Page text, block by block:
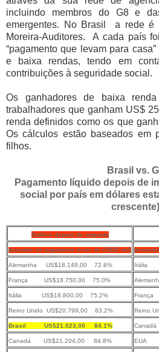
incluindo membros do G8 e
emergentes. No Brasil a rede é
Moreira-Auditores. A cada país
“pagamento que levam para
e baixa rendas, tendo em
contribuições à seguridade social.
Os ganhadores de baixa
trabalhadores que ganham US$
renda definidos como os que
Os cálculos estão baseados em
filhos.
Brasil vs.
Pagamento líquido depois de
social por país em dólares
crescente)
Salário depois do imposto
(baseado em pagamento bruto de US$25 mil)
Alemanha US$18.149,00 72.6% Itália
França US$18.750,00 75.0%
Itália US$18.800,00 75.2%
Reino Unido US$20.799,00 83.2% Reino
Brasil US$21.023,00 84.1%
Canadá US$21.204,00 84.8% EUA